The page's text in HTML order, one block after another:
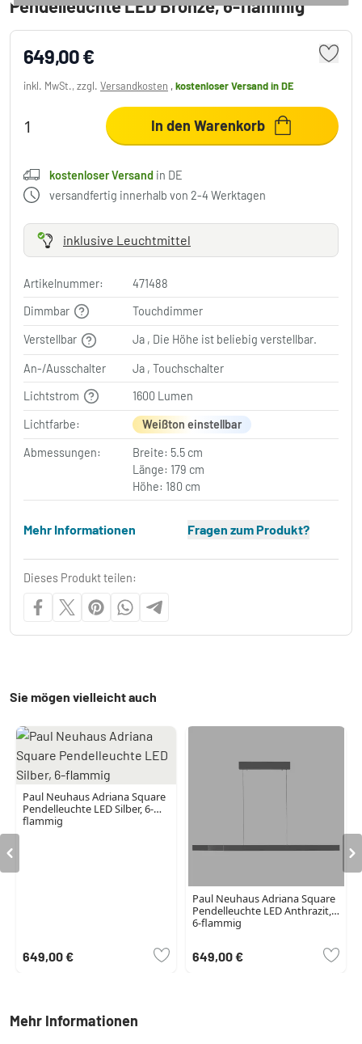
Pendelleuchte LED Bronze, 6-flammig
649,00 €
inkl. MwSt., zzgl. Versandkosten ,kostenloser Versandin DE
In den Warenkorb
kostenloser Versand in DE
versandfertig innerhalb von 2-4 Werktagen
inklusive Leuchtmittel
Artikelnummer:
471488
Dimmbar
Touchdimmer
Verstellbar Ja , Die Höhe ist beliebig verstellbar.
An-/Ausschalter
Ja , Touchschalter
Lichtstrom
1600 Lumen
Lichtfarbe: Weißton einstellbar
Abmessungen:
Breite: 5.5 cm
Länge: 179 cm
Höhe: 180 cm
Mehr Informationen Fragen zum Produkt?
Dieses Produkt teilen:
Sie mögen vielleicht auch
Paul Neuhaus Adriana Square
Pendelleuchte LED Silber, 6-
flammig
649,00 €
Paul Neuhaus Adriana Square
Pendelleuchte LED Anthrazit,
6-flammig
649,00 €
Mehr Informationen